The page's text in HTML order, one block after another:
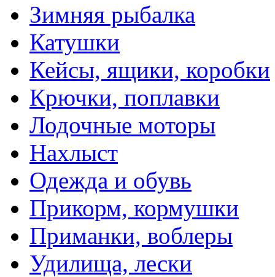
Зимняя рыбалка
Катушки
Кейсы, ящики, коробки
Крючки, поплавки
Лодочные моторы
Нахлыст
Одежда и обувь
Прикорм, кормушки
Приманки, воблеры
Удилища, лески